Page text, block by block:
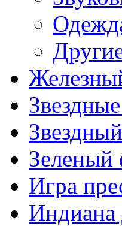
Зеленый
Игра